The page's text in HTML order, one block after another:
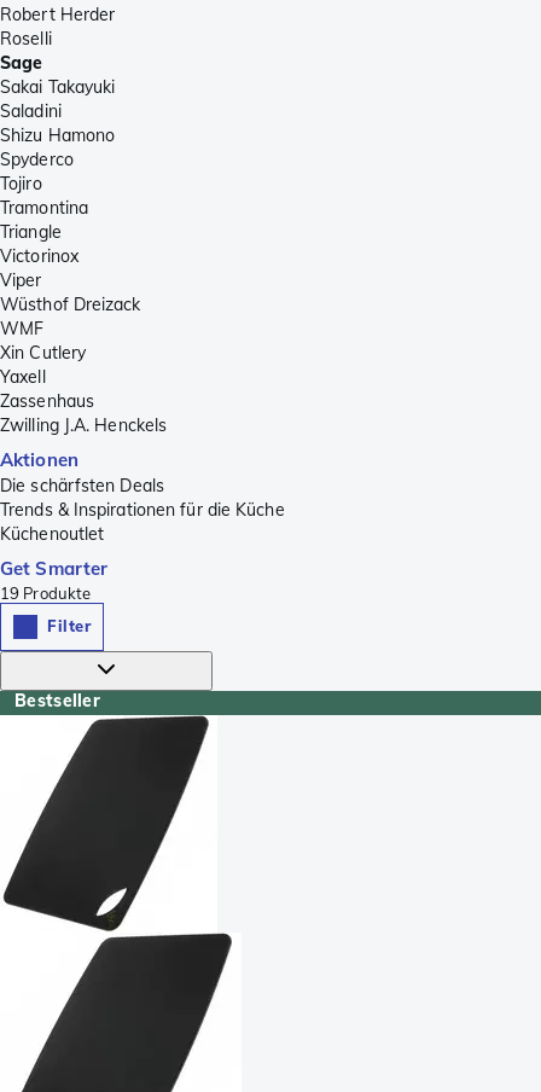
Robert Herder
Roselli
Sage
Sakai Takayuki
Saladini
Shizu Hamono
Spyderco
Tojiro
Tramontina
Triangle
Victorinox
Viper
Wüsthof Dreizack
WMF
Xin Cutlery
Yaxell
Zassenhaus
Zwilling J.A. Henckels
Aktionen
Die schärfsten Deals
Trends & Inspirationen für die Küche
Küchenoutlet
Get Smarter
19 Produkte
Filter
Bestseller